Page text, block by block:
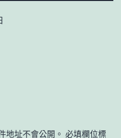
地址不會公開。 必填欄位標